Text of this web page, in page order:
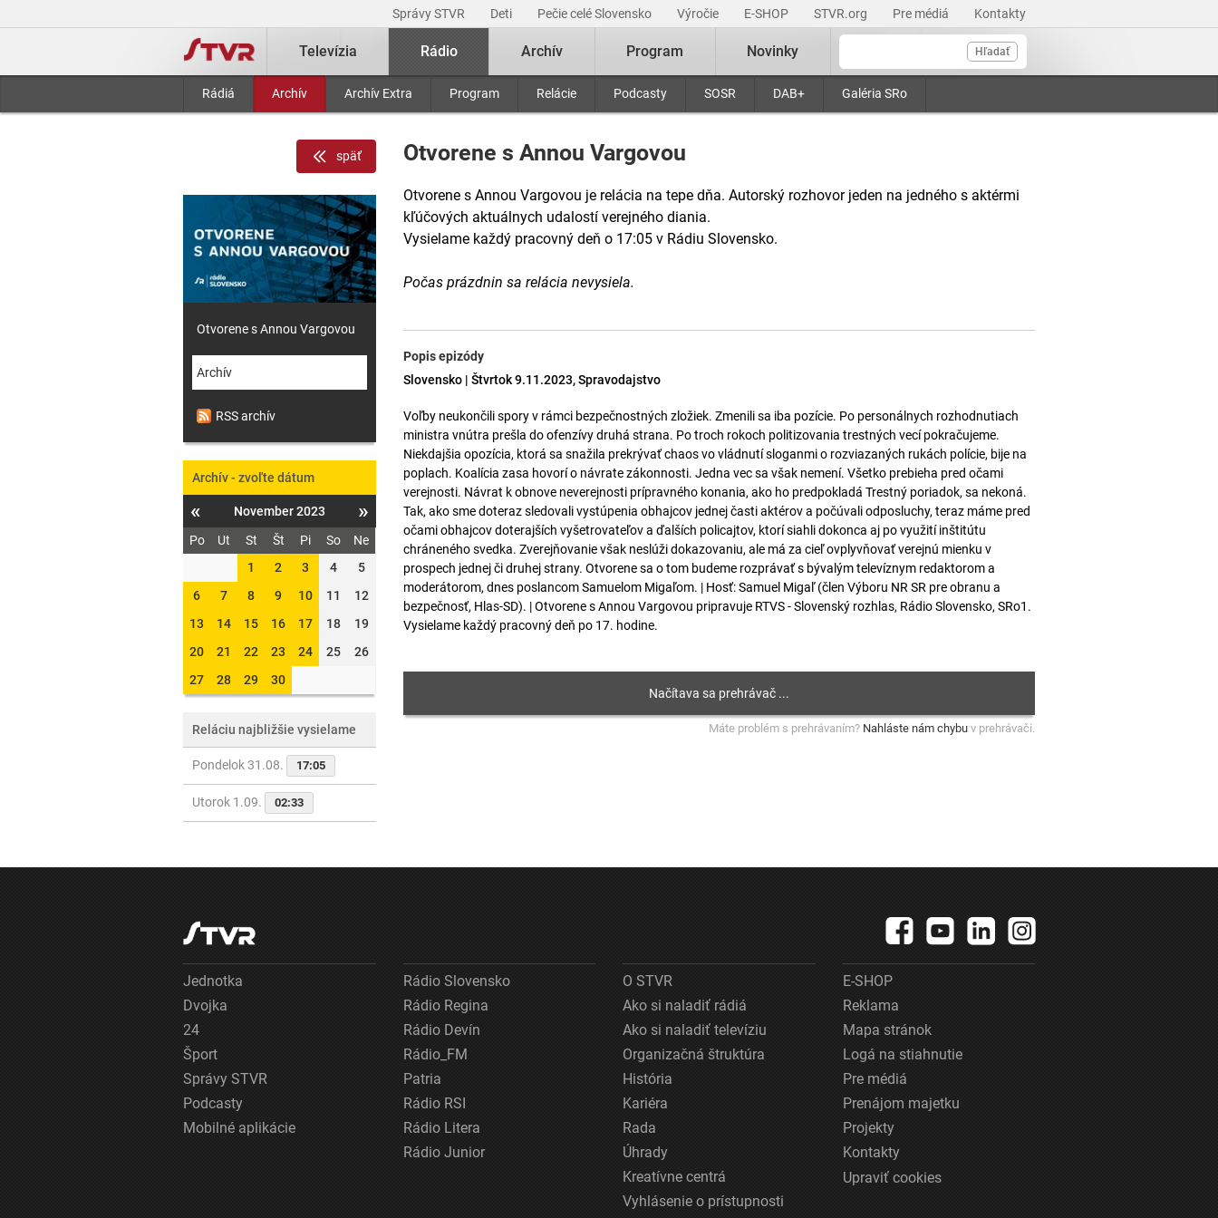
Správy STVR Deti Pečie celé Slovensko Výročie E-SHOP STVR.org Pre médiá Kontakty
Hľadať
Televízia Rádio
Rádiá Archív Archív Extra Program Relácie Podcasty SOSR DAB+ Galéria SRo
Archív Program Novinky
Otvorene s Annou Vargovou
Otvorene s Annou Vargovou je relácia na tepe dňa. Autorský rozhovor jeden na jedného s aktérmi
kľúčových aktuálnych udalostí verejného diania.
Vysielame každý pracovný deň o 17:05 v Rádiu Slovensko.
Počas prázdnin sa relácia nevysiela.
Popis epizódy
Slovensko | Štvrtok 9.11.2023, Spravodajstvo
Voľby neukončili spory v rámci bezpečnostných zložiek. Zmenili sa iba pozície. Po personálnych rozhodnutiach
ministra vnútra prešla do ofenzívy druhá strana. Po troch rokoch politizovania trestných vecí pokračujeme.
Niekdajšia opozícia, ktorá sa snažila prekrývať chaos vo vládnutí sloganmi o rozviazaných rukách polície, bije na
poplach. Koalícia zasa hovorí o návrate zákonnosti. Jedna vec sa však nemení. Všetko prebieha pred očami
verejnosti. Návrat k obnove neverejnosti prípravného konania, ako ho predpokladá Trestný poriadok, sa nekoná.
Tak, ako sme doteraz sledovali vystúpenia obhajcov jednej časti aktérov a počúvali odposluchy, teraz máme pred
očami obhajcov doterajších vyšetrovateľov a ďalších policajtov, ktorí siahli dokonca aj po využití inštitútu
chráneného svedka. Zverejňovanie však neslúži dokazovaniu, ale má za cieľ ovplyvňovať verejnú mienku v
prospech jednej či druhej strany. Otvorene sa o tom budeme rozprávať s bývalým televíznym redaktorom a
moderátorom, dnes poslancom Samuelom Migaľom. | Hosť: Samuel Migaľ (člen Výboru NR SR pre obranu a
bezpečnosť, Hlas-SD). | Otvorene s Annou Vargovou pripravuje RTVS - Slovenský rozhlas, Rádio Slovensko, SRo1.
Vysielame každý pracovný deň po 17. hodine.
Máte problém s prehrávaním? Nahláste nám chybu v prehrávači.
späť
Otvorene s Annou Vargovou
Archív
RSS archív
Archív - zvoľte dátum
« November 2023 »
Po Ut St Št Pi So
Ne
1
2 3 4
5
6
7 8 9 10 11
12
13
14 15 16 17 18
19
20
21 22 23 24 25
26
27
28 29 30
Reláciu najbližšie vysielame
Pondelok 31.08. 17:05
Utorok 1.09. 02:33
Jednotka
Dvojka
24
Šport
Správy STVR
Podcasty
Mobilné aplikácie
Rádio Slovensko
Rádio Regina
Rádio Devín
Rádio_FM
Patria
Rádio RSI
Rádio Litera
Rádio Junior
O STVR
Ako si naladiť rádiá
Ako si naladiť televíziu
Organizačná štruktúra
História
Kariéra
Rada
Úhrady
Kreatívne centrá
Vyhlásenie o prístupnosti
E-SHOP
Reklama
Mapa stránok
Logá na stiahnutie
Pre médiá
Prenájom majetku
Projekty
Kontakty
Upraviť cookies